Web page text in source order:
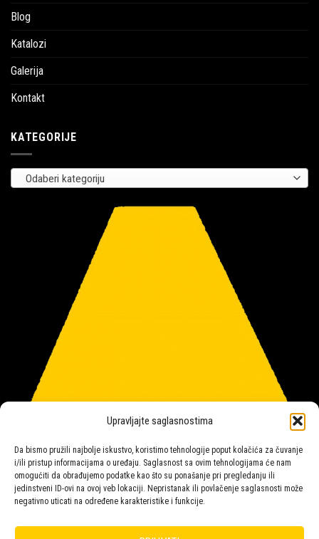
Upravljajte saglasnostima
Da bismo pružili najbolje iskustvo, koristimo tehnologije poput kolačića za čuvanje
i/ili pristup informacijama o uređaju. Saglasnost sa ovim tehnologijama će nam
omogućiti da obrađujemo podatke kao što su ponašanje pri pregledanju ili
jedinstveni ID-ovi na ovoj veb lokaciji. Nepristanak ili povlačenje saglasnosti može
negativno uticati na određene karakteristike i funkcije.
Blog
Katalozi
Galerija
Kontakt
KATEGORIJE
Odaberi kategoriju